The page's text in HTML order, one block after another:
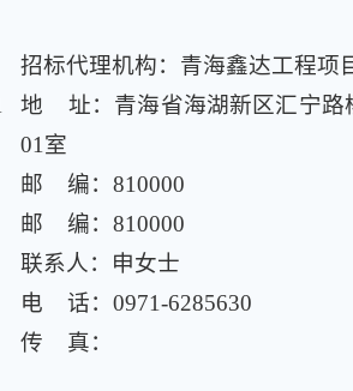
招标代理机构：青海鑫达工程项
地 址：青海省海湖新区汇宁路
01室
邮 编：810000
邮 编：810000
联系人：申女士
电 话：0971-6285630
传 真：